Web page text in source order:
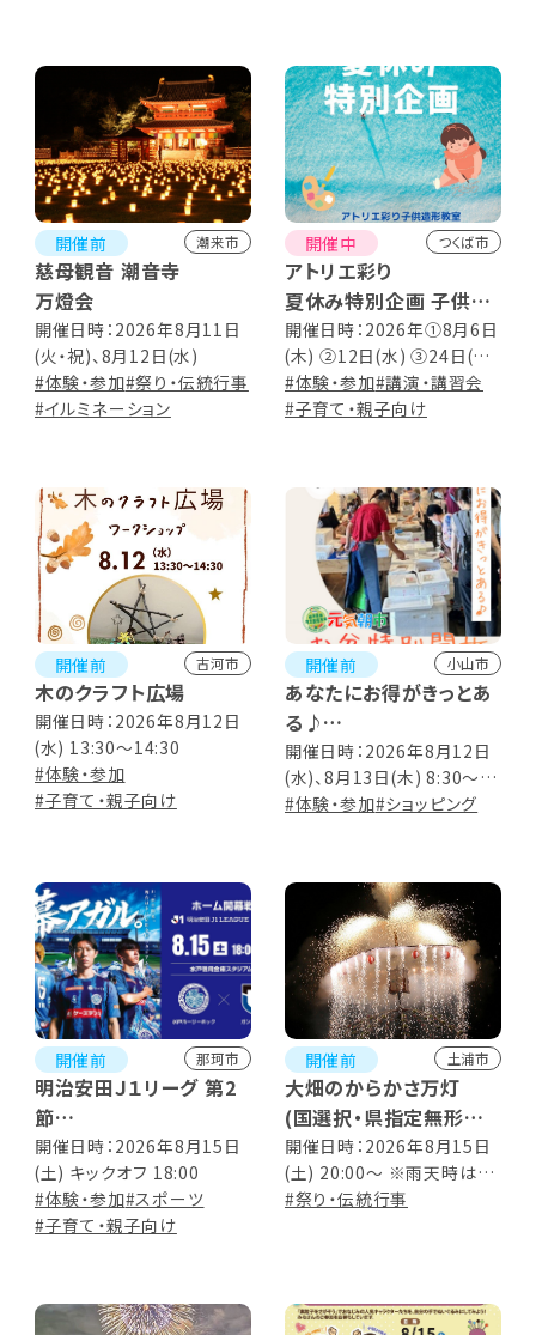
開催前 潮来市
慈母観音 潮音寺
万燈会
開催日時：2026年8月11日
(火・祝)、8月12日(水)
#体験・参加#祭り・伝統行事
#イルミネーション
開催中 つくば市
アトリエ彩り
夏休み特別企画 子供造
形教室
開催日時：2026年①8月6日
(木) ②12日(水) ③24日(月)
10:00～11:30 (③24日のみ
12:00まで) ※対面・オンライ
#体験・参加#講演・講習会
#子育て・親子向け
開催前 古河市
木のクラフト広場
開催日時：2026年8月12日
(水) 13:30～14:30
#体験・参加
#子育て・親子向け
開催前 小山市
あなたにお得がきっとあ
る♪
元気朝市「お盆特別開
放」
開催日時：2026年8月12日
(水)、8月13日(木) 8:30～
11:00 ※商品なくなり次第
#体験・参加#ショッピング
開催前 那珂市
明治安田Ｊ１リーグ 第2
節
「水戸ホーリーホック vs
ガンバ大阪」
開催日時：2026年8月15日
(土) キックオフ 18:00
#体験・参加#スポーツ
#子育て・親子向け
開催前 土浦市
大畑のからかさ万灯
(国選択・県指定無形民
俗文化財)
開催日時：2026年8月15日
(土) 20:00～ ※雨天時は翌
日に順延
#祭り・伝統行事